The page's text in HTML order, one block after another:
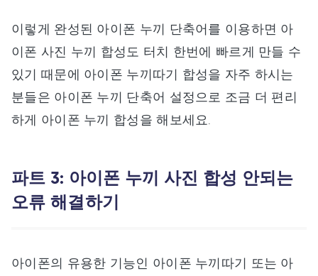
이렇게 완성된 아이폰 누끼 단축어를 이용하면 아
이폰 사진 누끼 합성도 터치 한번에 빠르게 만들 수
있기 때문에 아이폰 누끼따기 합성을 자주 하시는
분들은 아이폰 누끼 단축어 설정으로 조금 더 편리
하게 아이폰 누끼 합성을 해보세요.
파트 3: 아이폰 누끼 사진 합성 안되는
오류 해결하기
아이폰의 유용한 기능인 아이폰 누끼따기 또는 아